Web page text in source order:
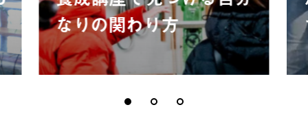
なりの関わり方